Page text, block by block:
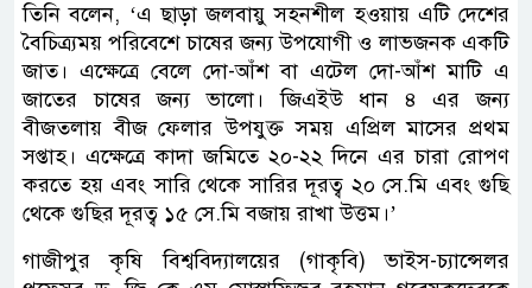
তিনি বলেন, ‘এ ছাড়া জলবায়ু সহনশীল হওয়ায় এটি দেশের
বৈচিত্র্যময় পরিবেশে চাষের জন্য উপযোগী ও লাভজনক একটি
জাত। এক্ষেত্রে বেলে দো-আঁশ বা এটেল দো-আঁশ মাটি এ
জাতের চাষের জন্য ভালো। জিএইউ ধান ৪ এর জন্য
বীজতলায় বীজ ফেলার উপযুক্ত সময় এপ্রিল মাসের প্রথম
সপ্তাহ। এক্ষেত্রে কাদা জমিতে ২০-২২ দিনে এর চারা রোপণ
করতে হয় এবং সারি থেকে সারির দূরত্ব ২০ সে.মি এবং গুছি
থেকে গুছির দূরত্ব ১৫ সে.মি বজায় রাখা উত্তম।’
গাজীপুর কৃষি বিশ্ববিদ্যালয়ের (গাকৃবি) ভাইস-চ্যান্সেলর